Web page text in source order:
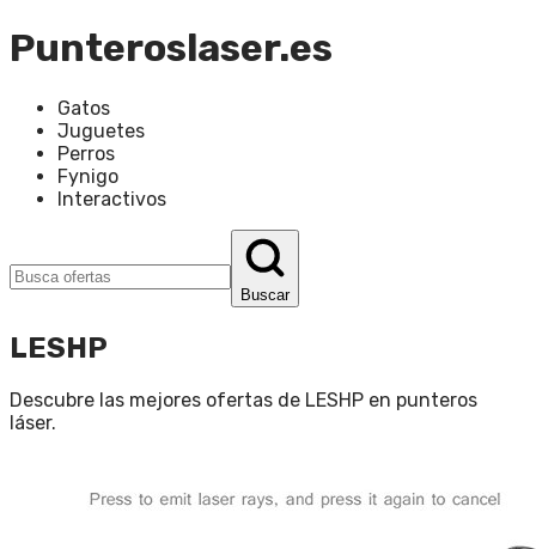
Punteroslaser.es
Gatos
Juguetes
Perros
Fynigo
Interactivos
Buscar
LESHP
Descubre las mejores ofertas de LESHP en punteros
láser.